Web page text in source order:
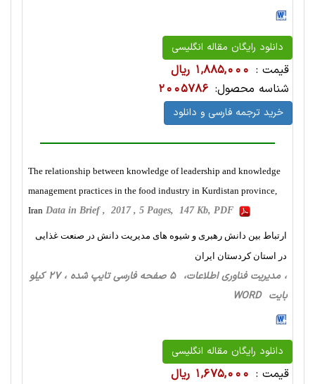
دانلود رایگان مقاله انگلیسی
قیمت : 1,885,000 ریال
شناسه محصول: 2005786
خرید ترجمه فارسی و دانلود
The relationship between knowledge of leadership and knowledge
management practices in the food industry in Kurdistan province,
Iran Data in Brief , 2017 , 5 Pages, 147 Kb, PDF
ارتباط بین دانش رهبری و شیوه های مدیریت دانش در صنعت غذایی
در استان کردستان ایران
، مدیریت فناوری اطلاعات، 5 صفحه فارسی تایپ شده ، 27 کیلو
بایت WORD
دانلود رایگان مقاله انگلیسی
قیمت : 1,675,000 ریال